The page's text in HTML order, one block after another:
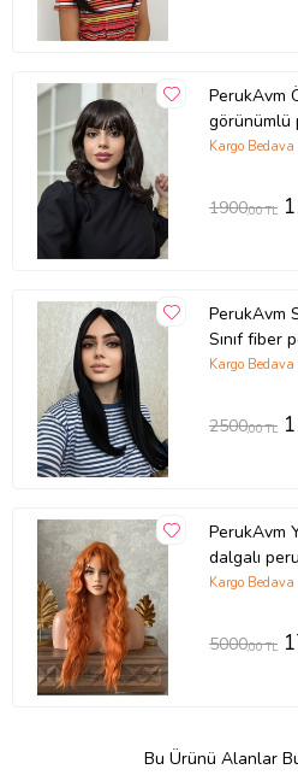
PerukAvm
görünümlü
Kargo Bedava
1900,00 TL
PerukAvm
Sınıf fiber
Kargo Bedava
2500,00 TL
PerukAvm
dalgalı
Kargo Bedava
5000,00 TL
Bu Ürünü Alanlar